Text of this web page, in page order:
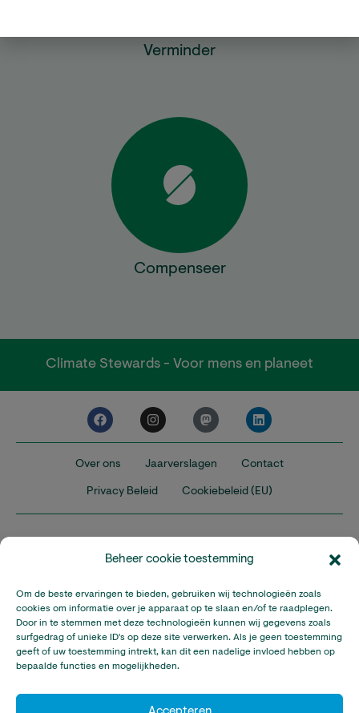
Beheer cookie toestemming
Om de beste ervaringen te bieden, gebruiken wij technologieën zoals
cookies om informatie over je apparaat op te slaan en/of te raadplegen.
Door in te stemmen met deze technologieën kunnen wij gegevens zoals
surfgedrag of unieke ID's op deze site verwerken. Als je geen toestemming
geeft of uw toestemming intrekt, kan dit een nadelige invloed hebben op
bepaalde functies en mogelijkheden.
Verminder
Compenseer
Climate Stewards - Voor mens en planeet
Over ons Jaarverslagen Contact
Privacy Beleid Cookiebeleid (EU)
Nederland Verenigd Koninkrijk Verenigde Staten
Climate Stewards is onderdeel van Stichting A Rocha Nederland,
een geregistreerd goed doel in Nederland (RSIN: 815032924).
© Copyright Climate Stewards Ltd. – All rights reserved.